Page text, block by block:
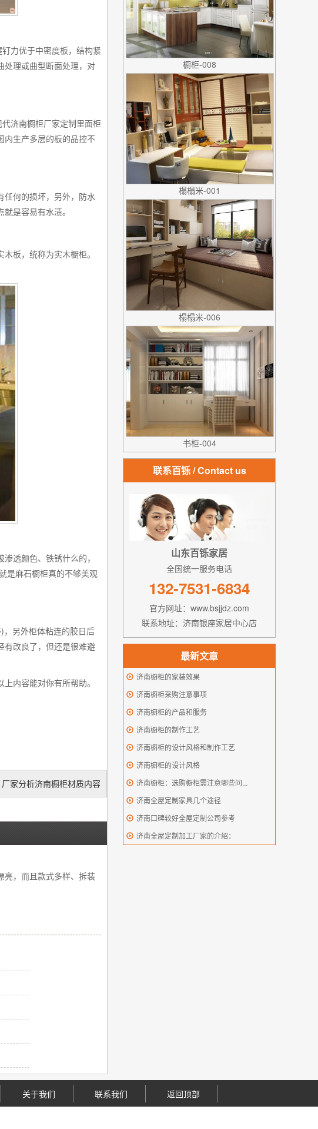
力优于中密度板，结构紧
处理或曲型断面处理，对
济南橱柜厂家定制里面柜
内生产多层的板的品控不
任何的损坏，另外，防水
是容易有水渍。
板，统称为实木橱柜。
透颜色、铁锈什么的，
是麻石橱柜真的不够美观
) ，另外柜体粘连的胶日后
有改良了，但还是很难避
内容能对你有所帮助。
厂家分析济南橱柜材质内容
亮，而且款式多样、拆装
橱柜-008
榻榻米-001
榻榻米-006
书柜-004
联系百铄/ Contact us
山东百铄家居
全国统一服务电话
132-7531-6834
官方网址：www.bsjjdz.com
联系地址：济南银座家居中心店
最新文章
济南橱柜的家装效果
济南橱柜采购注意事项
济南橱柜的产品和服务
济南橱柜的制作工艺
济南橱柜的设计风格和制作工艺
济南橱柜的设计风格
济南橱柜：选购橱柜需注意哪些问...
济南全屋定制家具几个途径
济南口碑较好全屋定制公司参考
济南全屋定制加工厂家的介绍：
关于我们 联系我们 返回顶部